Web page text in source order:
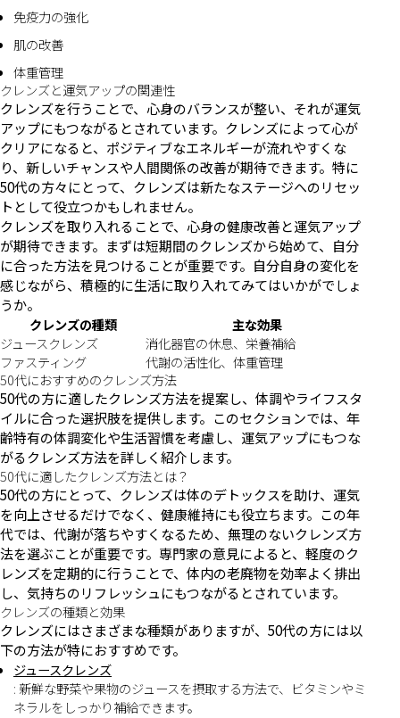
免疫力の強化
肌の改善
体重管理
クレンズと運気アップの関連性
クレンズを行うことで、心身のバランスが整い、それが運気
アップにもつながるとされています。クレンズによって心が
クリアになると、ポジティブなエネルギーが流れやすくな
り、新しいチャンスや人間関係の改善が期待できます。特に
50代の方々にとって、クレンズは新たなステージへのリセッ
トとして役立つかもしれません。
クレンズを取り入れることで、心身の健康改善と運気アップ
が期待できます。まずは短期間のクレンズから始めて、自分
に合った方法を見つけることが重要です。自分自身の変化を
感じながら、積極的に生活に取り入れてみてはいかがでしょ
うか。
クレンズの種類
主な効果
ジュースクレンズ
消化器官の休息、栄養補給
ファスティング
代謝の活性化、体重管理
50代におすすめのクレンズ方法
50代の方に適したクレンズ方法を提案し、体調やライフスタ
イルに合った選択肢を提供します。このセクションでは、年
齢特有の体調変化や生活習慣を考慮し、運気アップにもつな
がるクレンズ方法を詳しく紹介します。
50代に適したクレンズ方法とは？
50代の方にとって、クレンズは体のデトックスを助け、運気
を向上させるだけでなく、健康維持にも役立ちます。この年
代では、代謝が落ちやすくなるため、無理のないクレンズ方
法を選ぶことが重要です。専門家の意見によると、軽度のク
レンズを定期的に行うことで、体内の老廃物を効率よく排出
し、気持ちのリフレッシュにもつながるとされています。
クレンズの種類と効果
クレンズにはさまざまな種類がありますが、50代の方には以
下の方法が特におすすめです。
ジュースクレンズ
: 新鮮な野菜や果物のジュースを摂取する方法で、ビタミンやミ
ネラルをしっかり補給できます。